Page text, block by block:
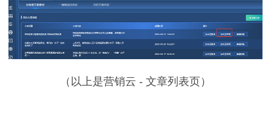
（以上是营销云 - 文章列表页）